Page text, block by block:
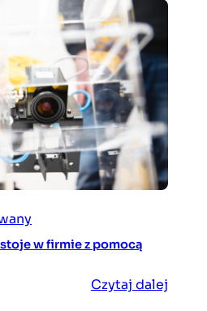
w firmie z pomocą
Czytaj dalej